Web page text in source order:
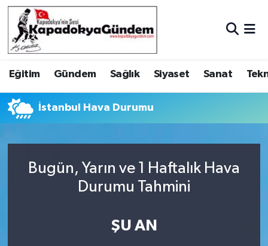
Eğitim Gündem Sağlık Siyaset Sanat
İstanbul Hava Durumu
Bugün, Yarın ve 1 Haftalık Hava
Durumu Tahmini
ŞU AN
Hava Durumu
Trafik Durumu
Süper Lig Puan Durumu ve Fikstür
Son Dakika Haberleri